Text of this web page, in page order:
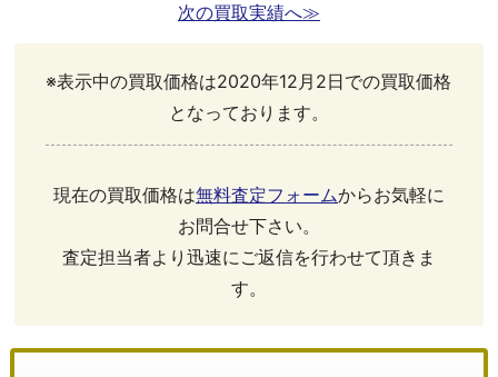
次の買取実績へ≫
※表示中の買取価格は2020年12月2日での買取価格
となっております。
現在の買取価格は無料査定フォームからお気軽に
お問合せ下さい。
査定担当者より迅速にご返信を行わせて頂きま
す。